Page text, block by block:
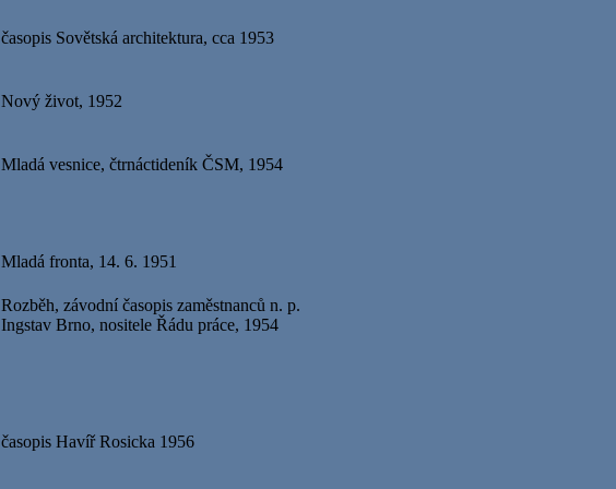
časopis Sovětská architektura, cca 1953
Nový život, 1952
Mladá vesnice, čtrnáctideník ČSM, 1954
Mladá fronta, 14. 6. 1951
Rozběh, závodní časopis zaměstnanců n. p.
Ingstav Brno, nositele Řádu práce, 1954
časopis Havíř Rosicka 1956